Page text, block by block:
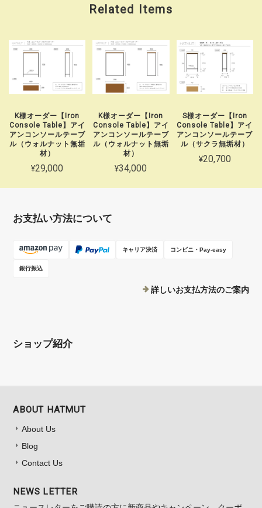
Related Items
K様オーダー【Iron
Console Table】アイ
アンコンソールテーブ
ル（ウォルナット無垢
材）
¥29,000
K様オーダー【Iron
Console Table】アイ
アンコンソールテーブ
ル（ウォルナット無垢
材）
¥34,000
S様オーダー【Iron
Console Table】アイ
アンコンソールテーブ
ル（サクラ無垢材）
¥20,700
お支払い方法について
キャリア決済 コンビニ・Pay-easy
銀行振込
詳しいお支払方法のご案内
ショップ紹介
ABOUT HATMUT
About Us
Blog
Contact Us
NEWS LETTER